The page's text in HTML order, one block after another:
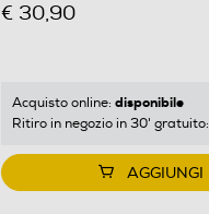
€ 30,90
Acquisto online: disponibile
Ritiro in negozio in 30' gratuito:
AGGIUNGI